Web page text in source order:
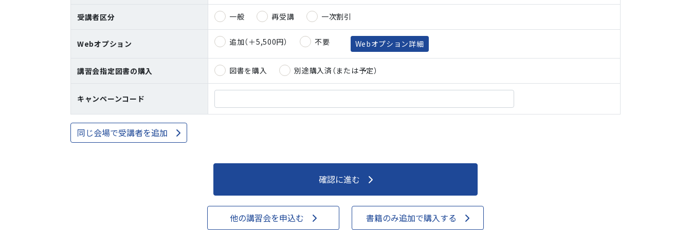
受講者区分 一般 再受講 一次割引
Webオプション 追加（＋5,500円） 不要 Webオプション詳細
講習会指定図書の購入 図書を購入 別途購入済（または予定）
キャンペーンコード
同じ会場で受講者を追加
確認に進む
他の講習会を申込む 書籍のみ追加で購入する